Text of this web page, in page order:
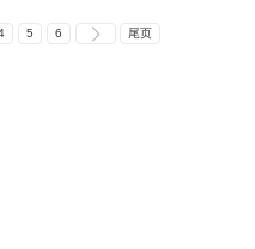
5 6 尾页